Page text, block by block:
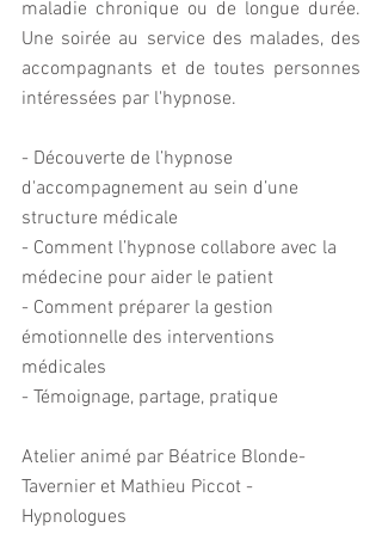
maladie chronique ou de longue durée.
Une soirée au service des malades, des
accompagnants et de toutes personnes
intéressées par l'hypnose.
- Découverte de l’hypnose
d'accompagnement au sein d’une
structure médicale
- Comment l’hypnose collabore avec la
médecine pour aider le patient
- Comment préparer la gestion
émotionnelle des interventions
médicales
- Témoignage, partage, pratique
Atelier animé par Béatrice Blonde-
Tavernier et Mathieu Piccot -
Hypnologues